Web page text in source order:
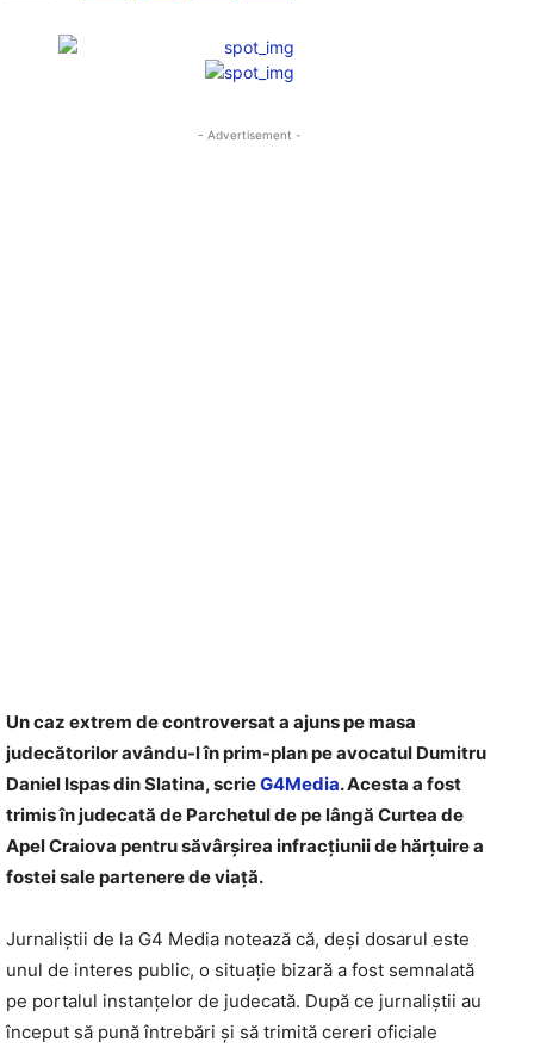
- Advertisement -
Un caz extrem de controversat a ajuns pe masa
judecătorilor avându-l în prim-plan pe avocatul Dumitru
Daniel Ispas din Slatina, scrieG4Media. Acesta a fost
trimis în judecată de Parchetul de pe lângă Curtea de
Apel Craiova pentru săvârșirea infracțiunii de hărțuire a
fostei sale partenere de viață.
Jurnaliştii de la G4 Media notează că, deși dosarul este
unul de interes public, o situație bizară a fost semnalată
pe portalul instanțelor de judecată. După ce jurnaliștii au
început să pună întrebări și să trimită cereri oficiale